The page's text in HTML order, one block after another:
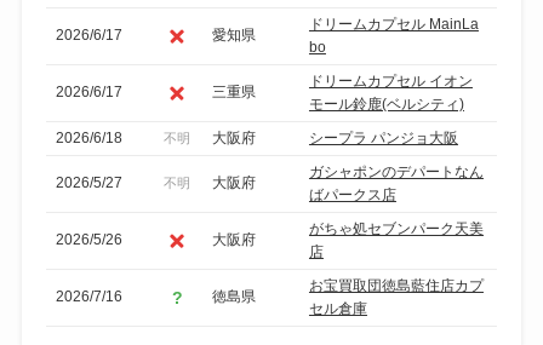
2026/6/17 愛知県
ドリームカプセル MainLa
bo
2026/6/17 三重県
ドリームカプセル イオン
モール鈴鹿(ベルシティ)
2026/6/18
不明 大阪府 シープラ パンジョ大阪
2026/5/27 不明 大阪府
ガシャポンのデパートなん
ばパークス店
2026/5/26 大阪府
がちゃ処セブンパーク天美
店
2026/7/16 徳島県
お宝買取団徳島藍住店カプ
セル倉庫